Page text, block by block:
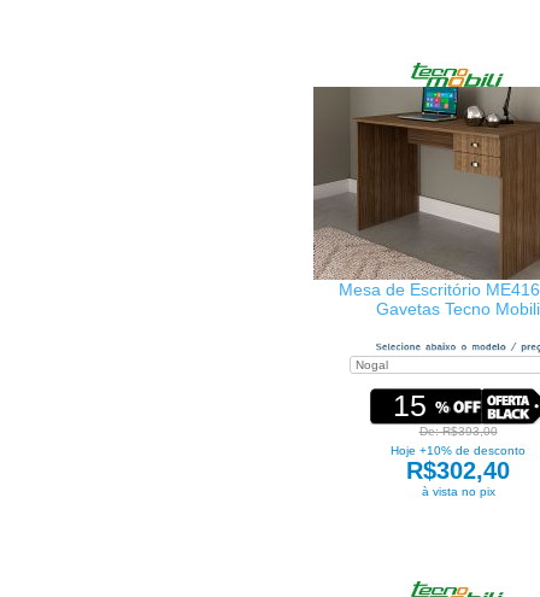
Mesa de Escritório
Gavetas Tecno Mobili
15
De: R$393,00
Hoje +10% de desconto
R$302,40
à vista no pix